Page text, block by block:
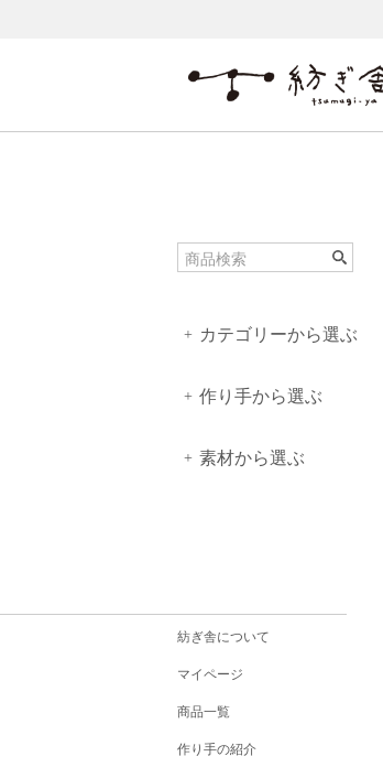
+ カテゴリーから選ぶ
+ 作り手から選ぶ
+ 素材から選ぶ
紡ぎ舎について
マイページ
商品一覧
作り手の紹介